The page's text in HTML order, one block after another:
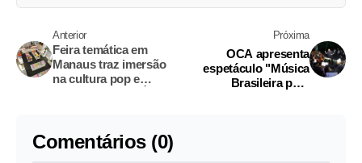
Anterior
Feira temática em
Manaus traz imersão
na cultura pop e
Próxima
OCA apresenta
espetáculo "Música
Brasileira para
Comentários (0)